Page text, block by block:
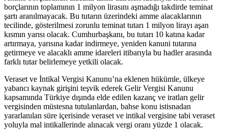
borçlarının toplamının 1 milyon lirasını aşmadığı takdirde teminat
şartı aranılmayacak. Bu tutarın üzerindeki amme alacaklarının
tecilinde, gösterilmesi zorunlu teminat tutarı 1 milyon lirayı aşan
kısmın yarısı olacak. Cumhurbaşkanı, bu tutarı 10 katına kadar
artırmaya, yarısına kadar indirmeye, yeniden kanuni tutarına
getirmeye ve alacaklı amme idareleri itibarıyla bu hadler arasında
farklı tutar belirlemeye yetkili olacak.
Veraset ve İntikal Vergisi Kanunu’na eklenen hükümle, ülkeye
yabancı kaynak girişini teşvik ederek Gelir Vergisi Kanunu
kapsamında Türkiye dışında elde edilen kazanç ve iratları gelir
vergisinden müstesna tutulanlardan, bahse konu istisnadan
yararlanılan süre içerisinde veraset ve intikal vergisine tabi veraset
yoluyla mal intikallerinde alınacak vergi oranı yüzde 1 olacak.